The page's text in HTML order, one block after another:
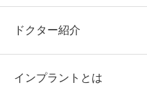
ドクター紹介
インプラントとは